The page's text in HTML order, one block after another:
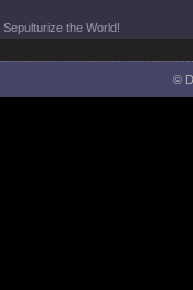
Sepulturize the World!
©